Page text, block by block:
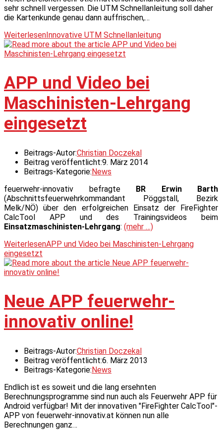
sehr schnell vergessen. Die UTM Schnellanleitung soll daher
die Kartenkunde genau dann auffrischen,…
WeiterlesenInnovative UTM Schnellanleitung
APP und Video bei
Maschinisten-Lehrgang
eingesetzt
Beitrags-Autor:Christian Doczekal
Beitrag veröffentlicht:9. März 2014
Beitrags-Kategorie:News
feuerwehr-innovativ befragte BR Erwin Barth
(Abschnittsfeuerwehrkommandant Pöggstall, Bezirk
Melk/NÖ) über den erfolgreichen Einsatz der FireFighter
CalcTool APP und des Trainingsvideos beim
Einsatzmaschinisten-Lehrgang: (mehr …)
WeiterlesenAPP und Video bei Maschinisten-Lehrgang
eingesetzt
Neue APP feuerwehr-
innovativ online!
Beitrags-Autor:Christian Doczekal
Beitrag veröffentlicht:6. März 2013
Beitrags-Kategorie:News
Endlich ist es soweit und die lang ersehnten
Berechnungsprogramme sind nun auch als Feuerwehr APP für
Android verfügbar! Mit der innovativen "FireFighter CalcTool"-
APP von feuerwehr-innovativ.at können nun alle
Berechnungen ganz…